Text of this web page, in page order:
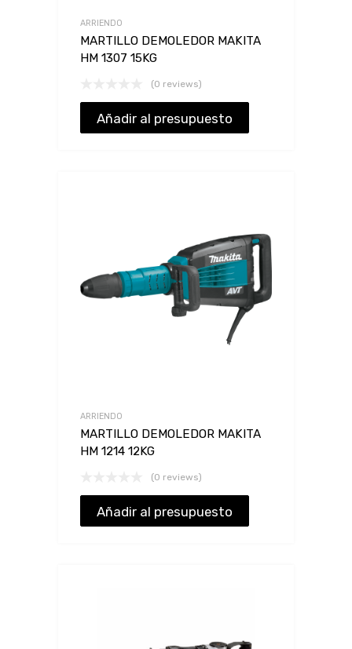
ARRIENDO
MARTILLO DEMOLEDOR MAKITA
HM 1307 15KG
(0 reviews)
Añadir al presupuesto
ARRIENDO
MARTILLO DEMOLEDOR MAKITA
HM 1214 12KG
(0 reviews)
Añadir al presupuesto